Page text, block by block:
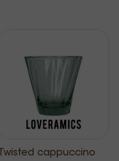
Twisted cappuccino